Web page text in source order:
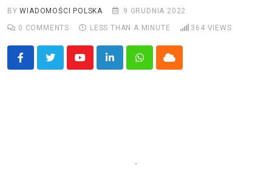
BYWIADOMOŚCI POLSKA
9 GRUDNIA 2022
0 COMMENTS LESS THAN A MINUTE 364 VIEWS
YoutubeLinkedInWhatsappCloud